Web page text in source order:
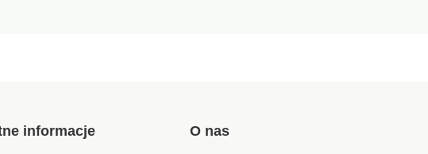
informacje O nas